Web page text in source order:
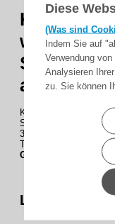
Diese
(Was sind
Indem Sie auf
Verwendung
Analysieren
zu. Sie können
Kabel
weiß,
Schuko-
Kabel 3×1,0qmm, 2,0
Stecker, 2. Seite
3 x 1,0 mm², weiss
Typ: H05VV-F3G1,0
Gewicht
Lieferumfang